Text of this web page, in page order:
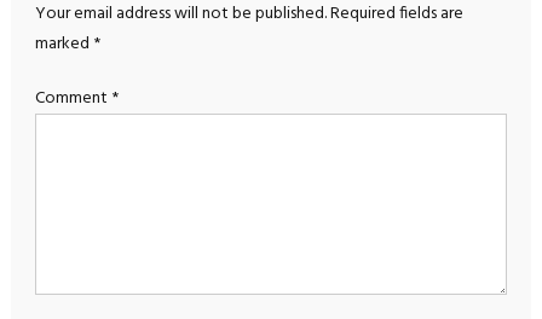
Your email address will not be published.Required fields are
marked *
Comment *